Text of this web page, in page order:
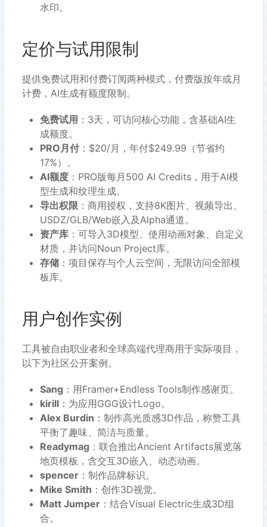
水印。
定价与试用限制
提供免费试用和付费订阅两种模式，付费版按年或月
计费，AI生成有额度限制。
免费试用 ：3天，可访问核心功能，含基础AI生
成额度。
PRO月付：$20/月，年付$249.99（节省约
17%）。
AI额度 ：PRO版每月500 AI Credits，用于AI模
型生成和纹理生成。
导出权限 ：商用授权，支持8K图片、视频导出、
USDZ/GLB/Web嵌入及Alpha通道。
资产库 ：可导入3D模型、使用动画对象、自定义
材质，并访问Noun Project库。
存储 ：项目保存与个人云空间，无限访问全部模
板库。
用户创作实例
工具被自由职业者和全球高端代理商用于实际项目，
以下为社区公开案例。
Sang ：用Framer+Endless Tools制作感谢页。
kirill ：为应用GGG设计Logo。
Alex Burdin ：制作高光质感3D作品，称赞工具
平衡了趣味、简洁与质量。
Readymag ：联合推出Ancient Artifacts展览落
地页模板，含交互3D嵌入、动态动画。
spencer ：制作品牌标识。
Mike Smith ：创作3D视觉。
Matt Jumper ：结合Visual Electric生成3D组
合。